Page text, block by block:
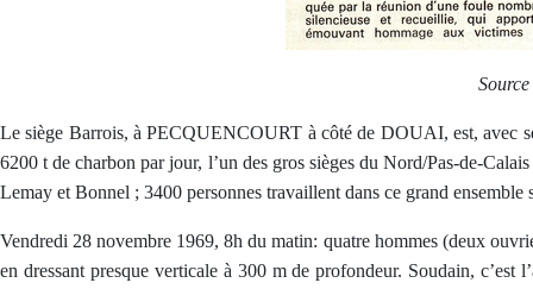
Le siège Barrois, à PECQUENCOURT à côté de DOUAI, est, avec
6200 t de charbon par jour, l’un des gros sièges du Nord/Pas-de-
Lemay et Bonnel ; 3400 personnes travaillent dans ce grand
Vendredi 28 novembre 1969, 8h du matin: quatre hommes (deux
en dressant presque verticale à 300 m de profondeur. Soudain,